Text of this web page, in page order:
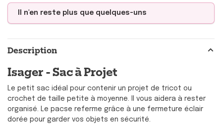
Il n'en reste plus que quelques-uns
Description
Isager - Sac à Projet
Le petit sac idéal pour contenir un projet de tricot ou
crochet de taille petite à moyenne. Il vous aidera à rester
organisé. Le pacse referme grâce à une fermeture éclair
dorée pour garder vos objets en sécurité.